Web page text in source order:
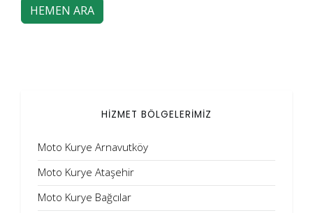
HEMEN ARA
HİZMET BÖLGELERİMİZ
Moto Kurye Arnavutköy
Moto Kurye Ataşehir
Moto Kurye Bağcılar